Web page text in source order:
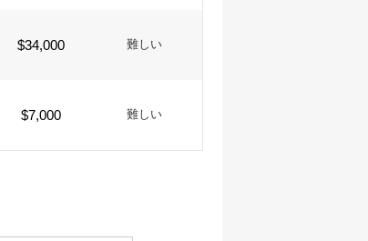
$34,000 難しい
$7,000 難しい